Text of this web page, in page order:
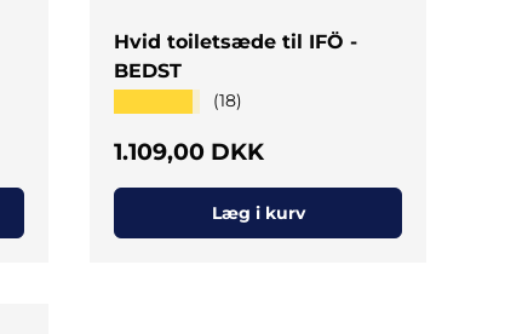
Hvid toiletsæde til IFÖ -
BEDST
(18)
Normal pris
1.109,00 DKK
Læg i kurv